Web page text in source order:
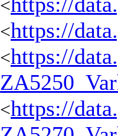
<
<https://
<https://
<https://